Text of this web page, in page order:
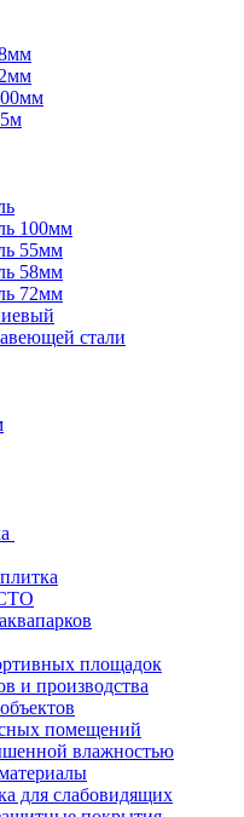
100мм
55мм
58мм
72мм
стали
площадок
и производства
помещений
влажностью
для слабовидящих